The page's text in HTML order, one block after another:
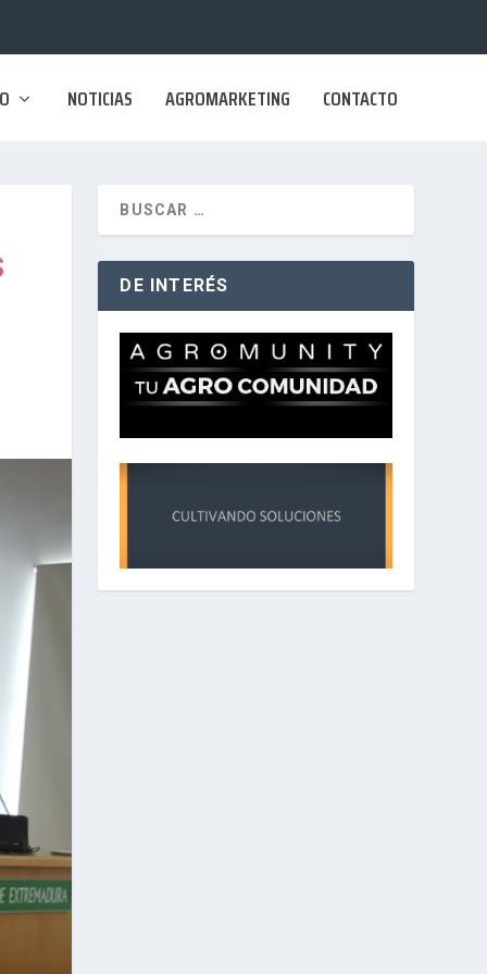
NOTICIAS AGROMARKETING CONTACTO
DE INTERÉS